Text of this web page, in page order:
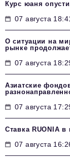
Курс юаня
07 августа
О ситуации на
рынке
07 августа
Азиатские
07 августа
Ставка RUONIA в
07 августа